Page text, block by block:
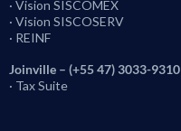
· Vision SISCOMEX
· Vision SISCOSERV
· REINF
Joinville – (+55 47) 3033-9310
· Tax Suite